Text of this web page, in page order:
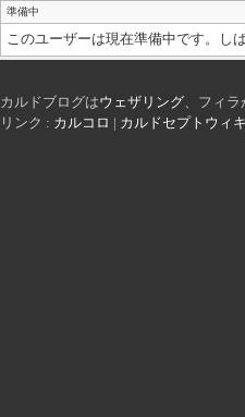
準備中
このユーザーは現在準備中です。し
カルドブログはウェザリング 、フィ
リンク : カルコロ | カルドセプトウィキ